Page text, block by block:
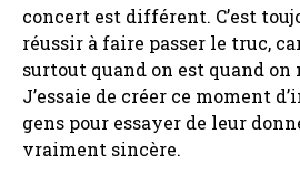
concert est différent. C’est
réussir à faire passer le truc,
surtout quand on est quand on
J’essaie de créer ce moment
gens pour essayer de leur
vraiment sincère.